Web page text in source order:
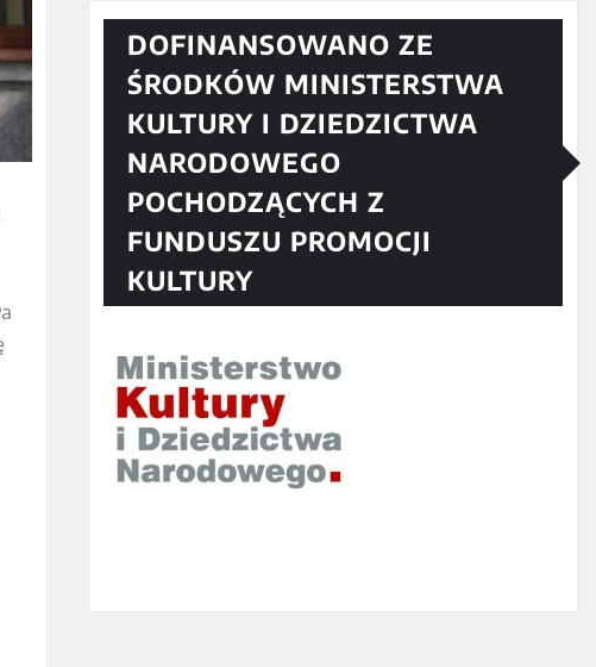
DOFINANSOWANO ZE
ŚRODKÓW MINISTERSTWA
KULTURY I DZIEDZICTWA
NARODOWEGO
POCHODZĄCYCH Z
FUNDUSZU PROMOCJI
KULTURY